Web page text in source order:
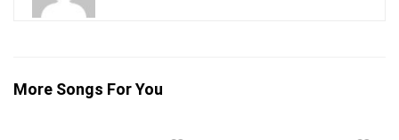
More Songs For You